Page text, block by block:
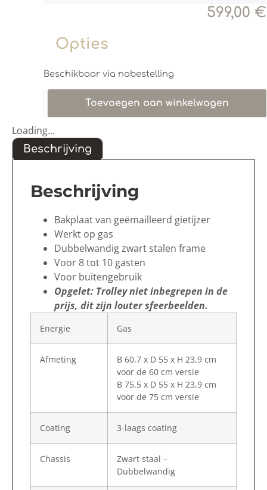
599,00 €
Opties
Beschikbaar via nabestelling
Toevoegen aan winkelwagen
Loading...
Beschrijving
Beschrijving
Bakplaat van geëmailleerd gietijzer
Werkt op gas
Dubbelwandig zwart stalen frame
Voor 8 tot 10 gasten
Voor buitengebruik
Opgelet: Trolley niet inbegrepen in de
prijs, dit zijn louter sfeerbeelden.
Energie Gas
Afmeting
B 60,7 x D 55 x H 23,9 cm
voor de 60 cm versie
B 75,5 x D 55 x H 23,9 cm
voor de 75 cm versie
Coating 3-laags coating
Chassis
Zwart staal –
Dubbelwandig